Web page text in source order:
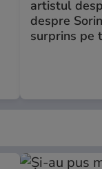
artistul
despre
surprins pe